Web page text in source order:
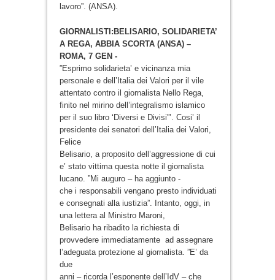
lavoro”. (ANSA).
GIORNALISTI:BELISARIO, SOLIDARIETA’
A REGA, ABBIA SCORTA (ANSA) –
ROMA, 7 GEN -
”Esprimo solidarieta’ e vicinanza mia
personale e dell’Italia dei Valori per il vile
attentato contro il giornalista Nello Rega,
finito nel mirino dell’integralismo islamico
per il suo libro ‘Diversi e Divisi”’. Cosi’ il
presidente dei senatori dell’Italia dei Valori,
Felice
Belisario, a proposito dell’aggressione di cui
e’ stato vittima questa notte il giornalista
lucano. ”Mi auguro – ha aggiunto -
che i responsabili vengano presto individuati
e consegnati alla iustizia”. Intanto, oggi, in
una lettera al Ministro Maroni,
Belisario ha ribadito la richiesta di
provvedere immediatamente ad assegnare
l’adeguata protezione al giornalista. ”E’ da
due
anni – ricorda l’esponente dell’IdV – che